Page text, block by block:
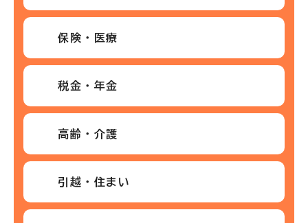
保険・医療
税金・年金
高齢・介護
引越・住まい